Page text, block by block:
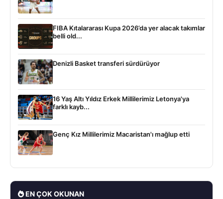
FIBA Kıtalararası Kupa 2026’da yer alacak takımlar
belli old...
Denizli Basket transferi sürdürüyor
16 Yaş Altı Yıldız Erkek Millilerimiz Letonya'ya
farklı kayb...
Genç Kız Millilerimiz Macaristan'ı mağlup etti
EN ÇOK OKUNAN